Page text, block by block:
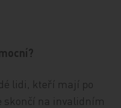
lidi, kteří mají po
skončí na invalidním